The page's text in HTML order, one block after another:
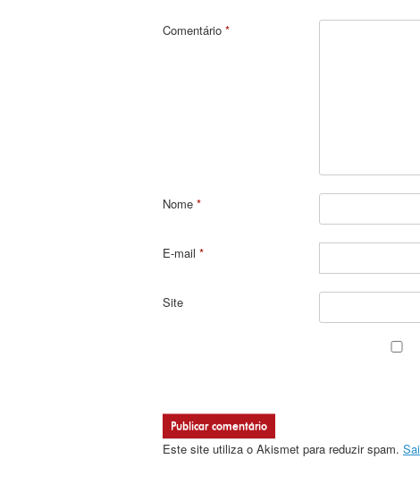
Comentário *
Nome *
E-mail *
Site
Este site utiliza o Akismet para reduzir spam.